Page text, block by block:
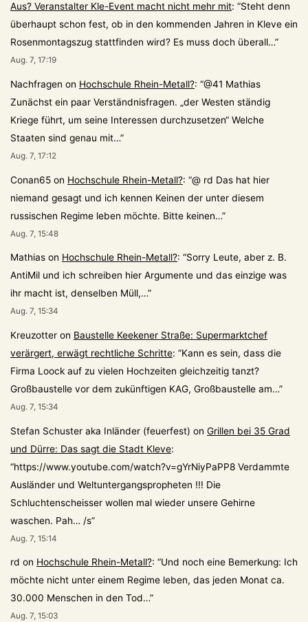
Aus? Veranstalter Kle-Event macht nicht mehr mit: “Steht denn
überhaupt schon fest, ob in den kommenden Jahren in Kleve ein
Rosenmontagszug stattfinden wird? Es muss doch überall…”
Aug. 7, 17:19
Nachfragen on Hochschule Rhein-Metall?: “@41 Mathias
Zunächst ein paar Verständnisfragen. „der Westen ständig
Kriege führt, um seine Interessen durchzusetzen“ Welche
Staaten sind genau mit…”
Aug. 7, 17:12
Conan65 on Hochschule Rhein-Metall?: “@ rd Das hat hier
niemand gesagt und ich kennen Keinen der unter diesem
russischen Regime leben möchte. Bitte keinen…”
Aug. 7, 15:48
Mathias on Hochschule Rhein-Metall?: “Sorry Leute, aber z. B.
AntiMil und ich schreiben hier Argumente und das einzige was
ihr macht ist, denselben Müll,…”
Aug. 7, 15:34
Kreuzotter on Baustelle Keekener Straße: Supermarktchef
verärgert, erwägt rechtliche Schritte: “Kann es sein, dass die
Firma Loock auf zu vielen Hochzeiten gleichzeitig tanzt?
Großbaustelle vor dem zukünftigen KAG, Großbaustelle am…”
Aug. 7, 15:34
Stefan Schuster aka Inländer (feuerfest) on Grillen bei 35 Grad
und Dürre: Das sagt die Stadt Kleve:
“https://www.youtube.com/watch?v=gYrNiyPaPP8 Verdammte
Ausländer und Weltuntergangspropheten !!! Die
Schluchtenscheisser wollen mal wieder unsere Gehirne
waschen. Pah… /s”
Aug. 7, 15:14
rd on Hochschule Rhein-Metall?: “Und noch eine Bemerkung: Ich
möchte nicht unter einem Regime leben, das jeden Monat ca.
30.000 Menschen in den Tod…”
Aug. 7, 15:03